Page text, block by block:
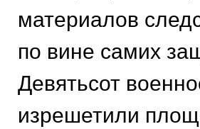
материалов
по вине самих
Девятьсот
изрешетили